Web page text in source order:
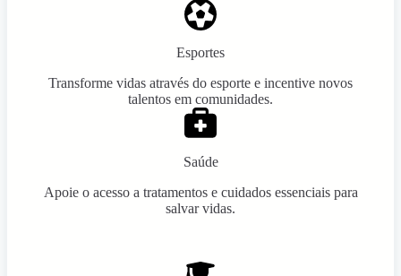
Esportes
Transforme vidas através do esporte e incentive novos
talentos em comunidades.
Saúde
Apoie o acesso a tratamentos e cuidados essenciais para
salvar vidas.